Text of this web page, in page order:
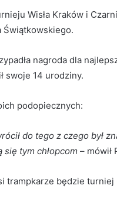
Wisła Kraków i
Świątkowskiego.
nagroda dla
swoje 14 urodziny.
podopiecznych:
do tego z czego był
się tym chłopcom – mówił
będzie turniej